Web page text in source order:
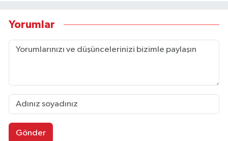
Yorumlar
Gönder